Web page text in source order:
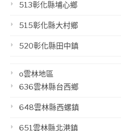
513彰化縣埔心鄉
515彰化縣大村鄉
520彰化縣田中鎮
o雲林地區
636雲林縣台西鄉
648雲林縣西螺鎮
651雲林縣北港鎮